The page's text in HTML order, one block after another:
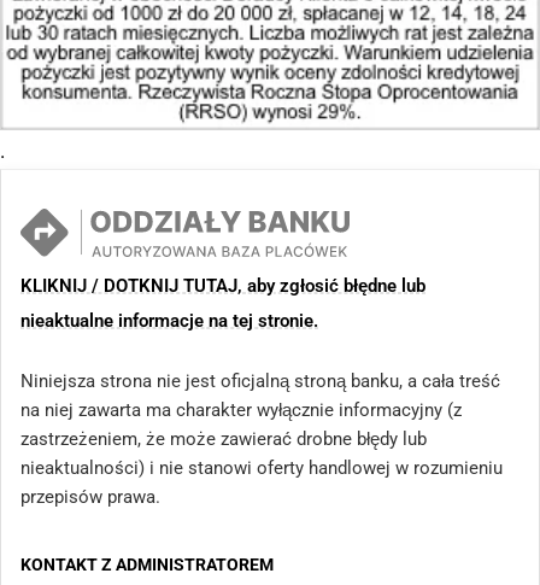
.
KLIKNIJ / DOTKNIJ TUTAJ, aby zgłosić błędne lub
nieaktualne informacje na tej stronie.
Niniejsza strona nie jest oficjalną stroną banku, a cała treść
na niej zawarta ma charakter wyłącznie informacyjny (z
zastrzeżeniem, że może zawierać drobne błędy lub
nieaktualności) i nie stanowi oferty handlowej w rozumieniu
przepisów prawa.
KONTAKT Z ADMINISTRATOREM